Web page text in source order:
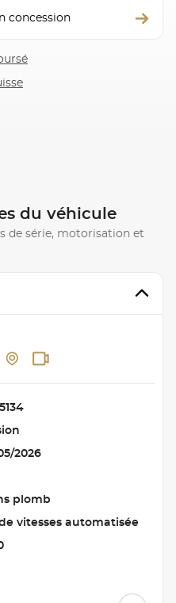
concession
du véhicule
de série, motorisation et
2026
plomb
vitesses automatisée